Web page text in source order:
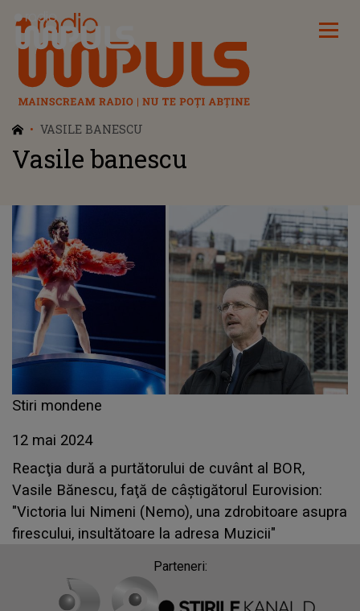
Radio Impuls
VASILE BANESCU
Vasile banescu
Stiri mondene
12 mai 2024
Reacţia dură a purtătorului de cuvânt al BOR,
Vasile Bănescu, faţă de câştigătorul Eurovision:
"Victoria lui Nimeni (Nemo), una zdrobitoare asupra
firescului, insultătoare la adresa Muzicii"
Parteneri: